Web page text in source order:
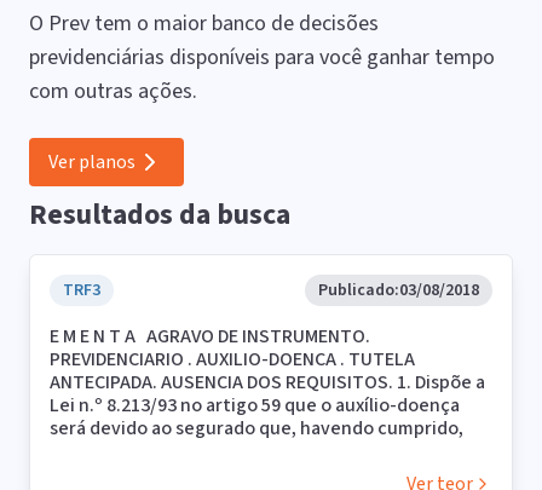
O Prev tem o maior banco de decisões
previdenciárias disponíveis para você ganhar tempo
com outras ações.
Ver planos
Resultados da busca
TRF3 Publicado:03/08/2018
E M E N T A AGRAVO DE INSTRUMENTO.
PREVIDENCIARIO . AUXILIO-DOENCA . TUTELA
ANTECIPADA. AUSENCIA DOS REQUISITOS. 1. Dispõe a
Lei n.º 8.213/93 no artigo 59 que o auxílio-doença
será devido ao segurado que, havendo cumprido,
nesta Lei, ficar incapacitado para o seu trabalho ou
Ver teor